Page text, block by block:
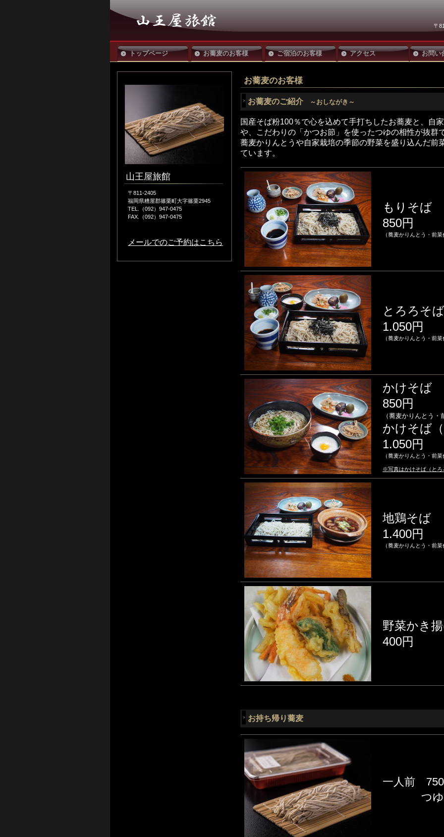
〒
お蕎麦のお客様
お蕎麦のご紹介 ～おしながき～
国産そば粉100％で心を込めて手打ちしたお蕎麦と、自
や、こだわりの「かつお節」を使ったつゆの相性が抜群
蕎麦かりんとうや自家栽培の季節の野菜を盛り込んだ前
ています。
もりそば
850円
（蕎麦かりんとう・前
とろろそば
1.050円
（蕎麦かりんとう・前
かけそば
850円
（蕎麦かりんとう・
かけそば
1.050円
（蕎麦かりんとう・前
※写真はかけそば（とろ
地鶏そば
1.400円
（蕎麦かりんとう・前
野菜かき
400円
お持ち帰り蕎麦
一人前
つ
トップページ お蕎麦のお客様 ご宿泊のお客様 アクセス お問い
山王屋旅館
〒811-2405
福岡県糟屋郡篠栗町大字篠栗2945
TEL.（092）947-0475
FAX.（092）947-0475
メールでのご予約はこちら